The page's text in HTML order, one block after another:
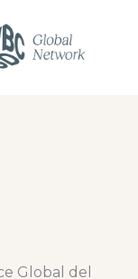
Global del